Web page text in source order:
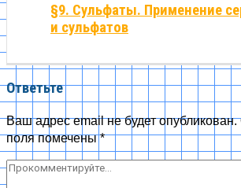
§9. Сульфаты. Применение
и сульфатов
Ответьте
Ваш адрес email не будет опубликован.
поля помечены*